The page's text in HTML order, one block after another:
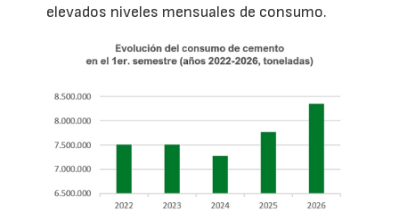
elevados niveles mensuales de consumo.